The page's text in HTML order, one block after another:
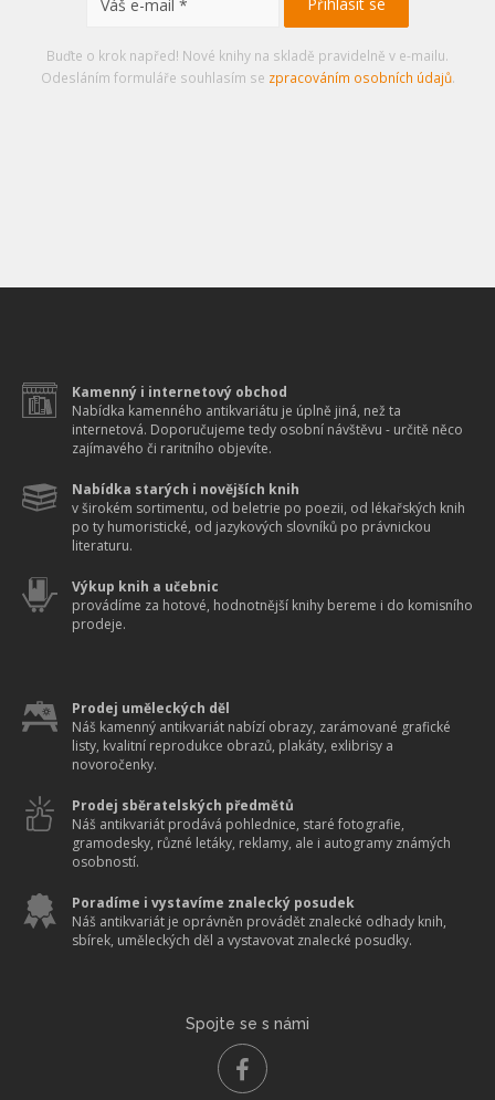
Buďte o krok napřed! Nové knihy na skladě pravidelně v e-mailu.
Odesláním formuláře souhlasím se zpracováním osobních údajů.
Kamenný i internetový obchod
Nabídka kamenného antikvariátu je úplně jiná, než ta
internetová. Doporučujeme tedy osobní návštěvu - určitě něco
zajímavého či raritního objevíte.
Nabídka starých i novějších knih
v širokém sortimentu, od beletrie po poezii, od lékařských knih
po ty humoristické, od jazykových slovníků po právnickou
literaturu.
Výkup knih a učebnic
provádíme za hotové, hodnotnější knihy bereme i do komisního
prodeje.
Prodej uměleckých děl
Náš kamenný antikvariát nabízí obrazy, zarámované grafické
listy, kvalitní reprodukce obrazů, plakáty, exlibrisy a
novoročenky.
Prodej sběratelských předmětů
Náš antikvariát prodává pohlednice, staré fotografie,
gramodesky, různé letáky, reklamy, ale i autogramy známých
osobností.
Poradíme i vystavíme znalecký posudek
Náš antikvariát je oprávněn provádět znalecké odhady knih,
sbírek, uměleckých děl a vystavovat znalecké posudky.
Spojte se s námi